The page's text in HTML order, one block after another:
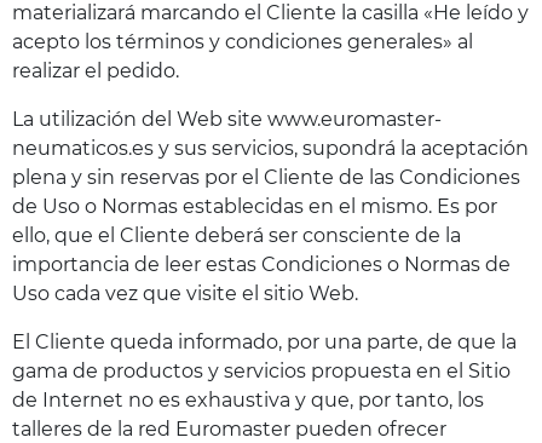
materializará marcando el Cliente la casilla «He leído y
acepto los términos y condiciones generales» al
realizar el pedido.
La utilización del Web site www.euromaster-
neumaticos.es y sus servicios, supondrá la aceptación
plena y sin reservas por el Cliente de las Condiciones
de Uso o Normas establecidas en el mismo. Es por
ello, que el Cliente deberá ser consciente de la
importancia de leer estas Condiciones o Normas de
Uso cada vez que visite el sitio Web.
El Cliente queda informado, por una parte, de que la
gama de productos y servicios propuesta en el Sitio
de Internet no es exhaustiva y que, por tanto, los
talleres de la red Euromaster pueden ofrecer